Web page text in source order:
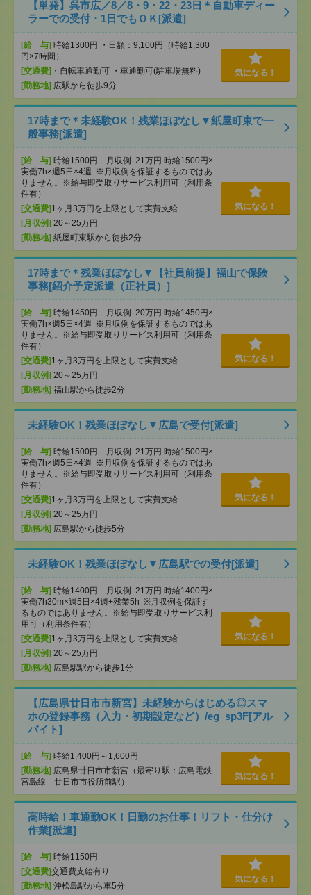
【単発】呉市広／8／8・9・22・23日＊自動車ディー
ラーでの受付・1日でもＯＫ[派遣]
[給 与] 時給1300円 ・日額：9,100円（時給1,300
円×7時間）
[交通費] ・自転車通勤可 ・車通勤可(駐車場無料)
[勤務地] 広駅から徒歩9分
気になる！
17時まで＊未経験OK！残業ほぼなし▼紙屋町東で一
般事務[派遣]
[給 与] 時給1500円 月収例 21万円 時給1500円×
実働7h×週5日×4週 ※月収例を保証するものではあ
りません。※給与即受取りサービス利用可（利用条
件有）
[交通費]1ヶ月3万円を上限として実費支給
[月収例] 20～25万円
[勤務地] 紙屋町東駅から徒歩2分
気になる！
17時まで＊残業ほぼなし▼【社員前提】福山で保険
事務[紹介予定派遣（正社員）]
[給 与] 時給1450円 月収例 20万円 時給1450円×
実働7h×週5日×4週 ※月収例を保証するものではあ
りません。※給与即受取りサービス利用可（利用条
件有）
[交通費]1ヶ月3万円を上限として実費支給
[月収例] 20～25万円
[勤務地] 福山駅から徒歩2分
気になる！
未経験OK！残業ほぼなし▼広島で受付[派遣]
[給 与] 時給1500円 月収例 21万円 時給1500円×
実働7h×週5日×4週 ※月収例を保証するものではあ
りません。※給与即受取りサービス利用可（利用条
件有）
[交通費]1ヶ月3万円を上限として実費支給
[月収例] 20～25万円
[勤務地] 広島駅から徒歩5分
気になる！
未経験OK！残業ほぼなし▼広島駅での受付[派遣]
[給 与] 時給1400円 月収例 21万円 時給1400円×
実働7h30m×週5日×4週+残業5h ※月収例を保証す
るものではありません。※給与即受取りサービス利
用可（利用条件有）
[交通費]1ヶ月3万円を上限として実費支給
[月収例] 20～25万円
[勤務地] 広島駅駅から徒歩1分
気になる！
【広島県廿日市市新宮】未経験からはじめる◎スマ
ホの登録事務（入力・初期設定など）/eg_sp3F[アル
バイト]
[給 与] 時給1,400円～1,600円
[勤務地] 広島県廿日市市新宮（最寄り駅：広島電鉄
宮島線 廿日市市役所前駅）
気になる！
高時給！車通勤OK！日勤のお仕事！リフト・仕分け
作業[派遣]
[給 与] 時給1150円
[交通費]交通費支給有り
[勤務地] 沖松島駅から車5分
気になる！